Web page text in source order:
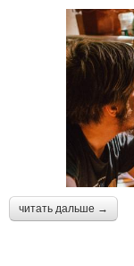
читать дальше →